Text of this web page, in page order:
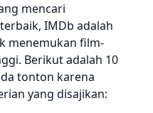
mencari
IMDb adalah
menemukan film-
Berikut adalah 10
tonton karena
yang disajikan: